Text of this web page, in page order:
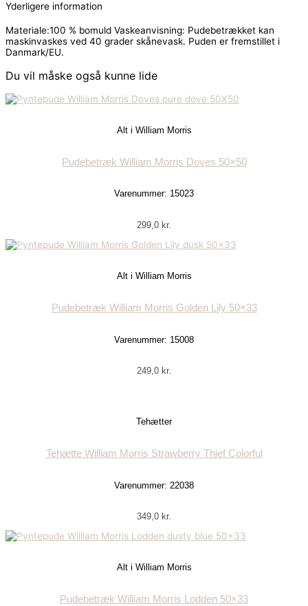
Yderligere information
Materiale:100 % bomuld Vaskeanvisning: Pudebetrækket kan
maskinvaskes ved 40 grader skånevask. Puden er fremstillet i
Danmark/EU.
Du vil måske også kunne lide
Alt i William Morris
Pudebetræk William Morris Doves 50×50
Varenummer: 15023
299,0 kr.
Alt i William Morris
Pudebetræk William Morris Golden Lily 50×33
Varenummer: 15008
249,0 kr.
Tehætter
Tehætte William Morris Strawberry Thief Colorful
Varenummer: 22038
349,0 kr.
Alt i William Morris
Pudebetræk William Morris Lodden 50×33